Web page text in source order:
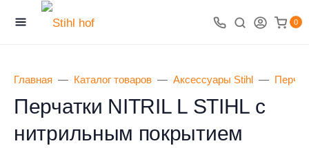
0
Главная Каталог товаров Аксессуары Stihl
Перчатки NITRIL L STIHL с
нитрильным покрытием